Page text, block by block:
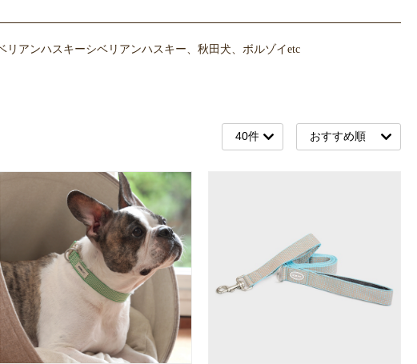
アンハスキーシベリアンハスキー、秋田犬、ボルゾイetc